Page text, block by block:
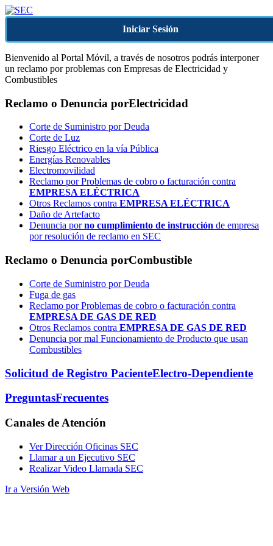
Iniciar Sesión
Bienvenido al Portal Móvil, a través de nosotros podrás interponer
un reclamo por problemas con Empresas de Electricidad y
Combustibles
Reclamo o Denuncia porElectricidad
Corte de Suministro por Deuda
Corte de Luz
Riesgo Eléctrico en la vía Pública
Energías Renovables
Electromovilidad
Reclamo por Problemas de cobro o facturación contra
EMPRESA ELÉCTRICA
Otros Reclamos contra EMPRESA ELÉCTRICA
Daño de Artefacto
Denuncia porno cumplimiento de instrucción de empresa
por resolución de reclamo en SEC
Reclamo o Denuncia porCombustible
Corte de Suministro por Deuda
Fuga de gas
Reclamo por Problemas de cobro o facturación contra
EMPRESA DE GAS DE RED
Otros Reclamos contra EMPRESA DE GAS DE RED
Denuncia por mal Funcionamiento de Producto que usan
Combustibles
Solicitud de Registro PacienteElectro-Dependiente
PreguntasFrecuentes
Canales de Atención
Ver Dirección Oficinas SEC
Llamar a un Ejecutivo SEC
Realizar Video Llamada SEC
Ir a Versión Web